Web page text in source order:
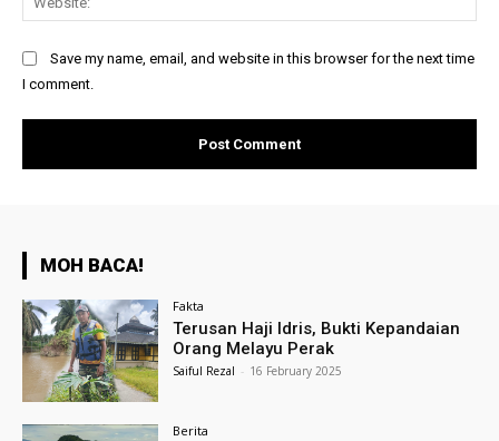
Save my name, email, and website in this browser for the next time
I comment.
MOH BACA!
Fakta
Terusan Haji Idris, Bukti Kepandaian
Orang Melayu Perak
Saiful Rezal - 16 February 2025
Berita